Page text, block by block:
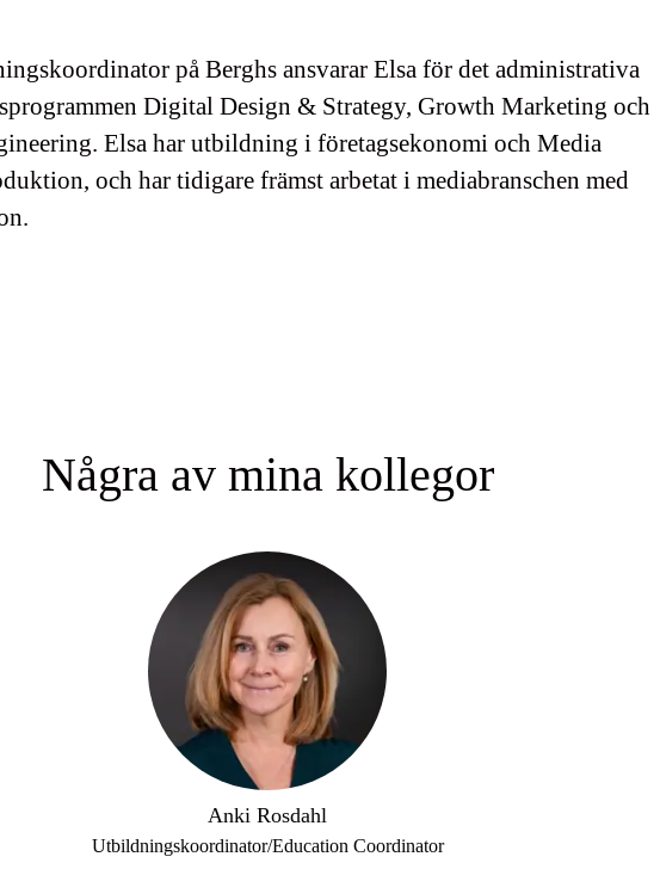
på Berghs ansvarar Elsa för det administrativa
Digital Design & Strategy, Growth Marketing och
Elsa har utbildning i företagsekonomi och Media
och har tidigare främst arbetat i mediabranschen med
Några av mina kollegor
Anki Rosdahl
Utbildningskoordinator/Education Coordinator